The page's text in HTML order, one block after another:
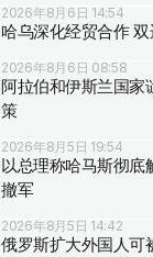
2026年8月6日 14:54
哈乌深化经贸合作
2026年8月6日 08:58
阿拉伯和伊斯兰国家
策
2026年8月5日 19:54
以总理称哈马斯彻底
撤军
2026年8月5日 14:42
俄罗斯扩大外国人可